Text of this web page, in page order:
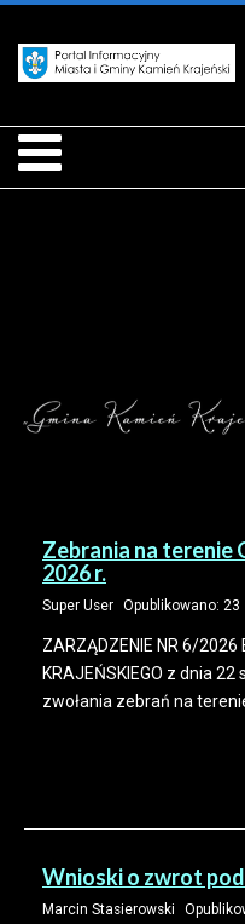
Zebrania na terenie
2026 r.
Super User Opublikowano:
ZARZĄDZENIE NR 6/2026
KRAJEŃSKIEGO z dnia
zwołania zebrań na
Wnioski o zwrot
Marcin Stasierowski